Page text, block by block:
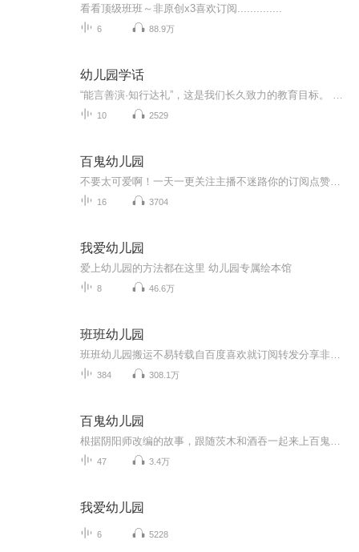
看看顶级班班～非原创x3喜欢订阅..............
6 88.9万
幼儿园学话
10 2529
百鬼幼儿园
16 3704
我爱幼儿园
爱上幼儿园的方法都在这里 幼儿园专属绘本馆
8 46.6万
班班幼儿园
384 308.1万
百鬼幼儿园
47 3.4万
我爱幼儿园
6 5228